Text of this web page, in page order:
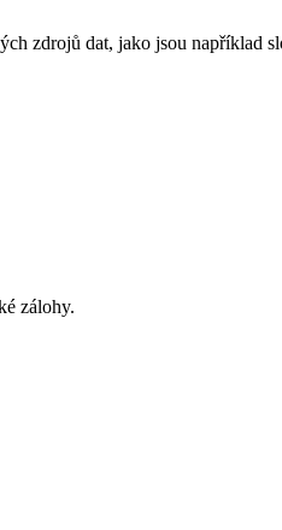
zdrojů dat, jako jsou například
zálohy.